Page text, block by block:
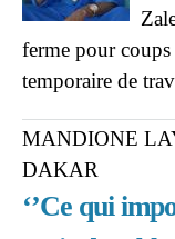
ferme pour coups
temporaire de
MANDIONE
DAKAR
‘’Ce qui